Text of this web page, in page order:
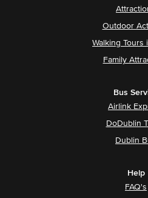
Outdoor
Walking Tours
Family
Bus
Airlink
DoDublin
Dublin
Help
FAQ's